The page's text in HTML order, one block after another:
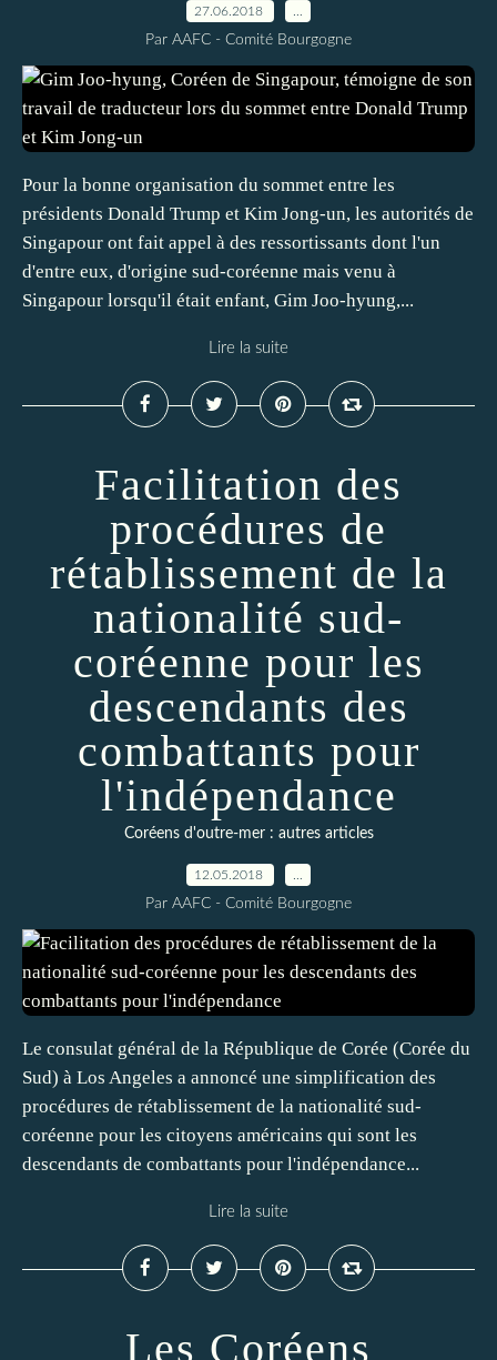
27.06.2018
Par AAFC - Comité Bourgogne
Pour la bonne organisation du sommet entre les
présidents Donald Trump et Kim Jong-un, les autorités de
Singapour ont fait appel à des ressortissants dont l'un
d'entre eux, d'origine sud-coréenne mais venu à
Singapour lorsqu'il était enfant, Gim Joo-hyung,...
Lire la suite
Facilitation des
procédures de
rétablissement de la
nationalité sud-
coréenne pour les
descendants des
combattants pour
l'indépendance
Coréens d'outre-mer : autres articles
12.05.2018
Par AAFC - Comité Bourgogne
Le consulat général de la République de Corée (Corée du
Sud) à Los Angeles a annoncé une simplification des
procédures de rétablissement de la nationalité sud-
coréenne pour les citoyens américains qui sont les
descendants de combattants pour l'indépendance...
Lire la suite
Les Coréens